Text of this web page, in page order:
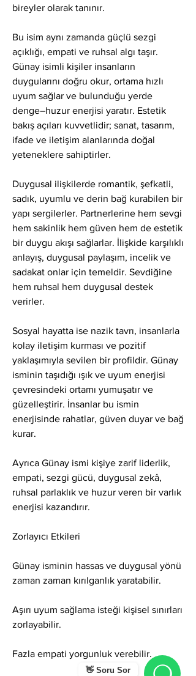
👋 Soru Sor
bireyler olarak tanınır.
Bu isim aynı zamanda güçlü sezgi
açıklığı, empati ve ruhsal algı taşır.
Günay isimli kişiler insanların
duygularını doğru okur, ortama hızlı
uyum sağlar ve bulunduğu yerde
denge–huzur enerjisi yaratır. Estetik
bakış açıları kuvvetlidir; sanat, tasarım,
ifade ve iletişim alanlarında doğal
yeteneklere sahiptirler.
Duygusal ilişkilerde romantik, şefkatli,
sadık, uyumlu ve derin bağ kurabilen bir
yapı sergilerler. Partnerlerine hem sevgi
hem sakinlik hem güven hem de estetik
bir duygu akışı sağlarlar. İlişkide karşılıklı
anlayış, duygusal paylaşım, incelik ve
sadakat onlar için temeldir. Sevdiğine
hem ruhsal hem duygusal destek
verirler.
Sosyal hayatta ise nazik tavrı, insanlarla
kolay iletişim kurması ve pozitif
yaklaşımıyla sevilen bir profildir. Günay
isminin taşıdığı ışık ve uyum enerjisi
çevresindeki ortamı yumuşatır ve
güzelleştirir. İnsanlar bu ismin
enerjisinde rahatlar, güven duyar ve bağ
kurar.
Ayrıca Günay ismi kişiye zarif liderlik,
empati, sezgi gücü, duygusal zekâ,
ruhsal parlaklık ve huzur veren bir varlık
enerjisi kazandırır.
Zorlayıcı Etkileri
Günay isminin hassas ve duygusal yönü
zaman zaman kırılganlık yaratabilir.
Aşırı uyum sağlama isteği kişisel sınırları
zorlayabilir.
Fazla empati yorgunluk verebilir.